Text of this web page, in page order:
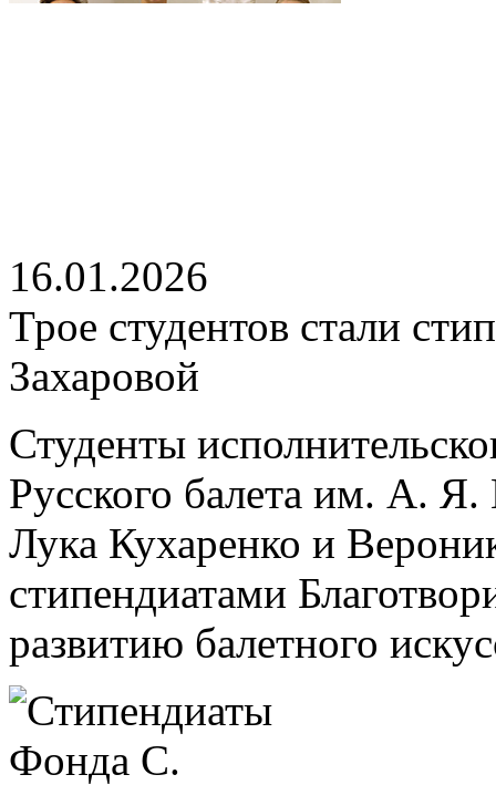
16.01.2026
Трое студентов стали
Захаровой
Студенты
Русского балета им. А.
Лука Кухаренко и
стипендиатами
развитию балетного